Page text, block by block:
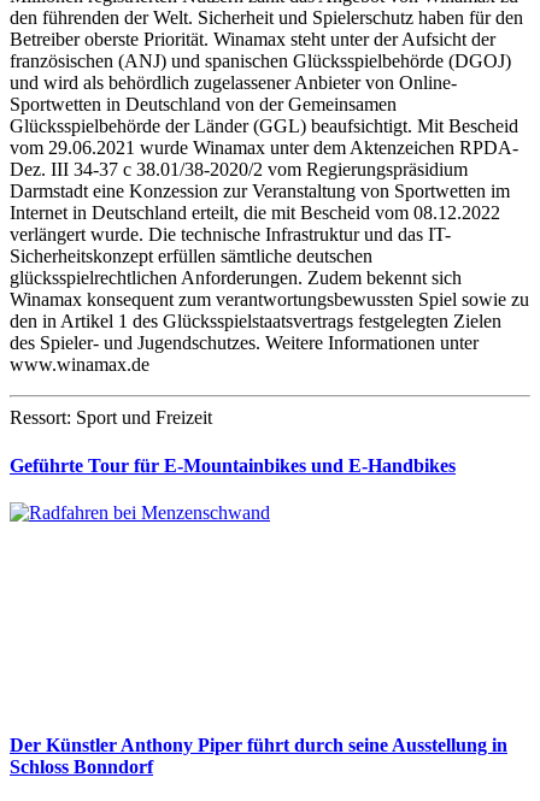
den führenden der Welt. Sicherheit und Spielerschutz haben für den
Betreiber oberste Priorität. Winamax steht unter der Aufsicht der
französischen (ANJ) und spanischen Glücksspielbehörde (DGOJ)
und wird als behördlich zugelassener Anbieter von Online-
Sportwetten in Deutschland von der Gemeinsamen
Glücksspielbehörde der Länder (GGL) beaufsichtigt. Mit Bescheid
vom 29.06.2021 wurde Winamax unter dem Aktenzeichen RPDA-
Dez. III 34-37 c 38.01/38-2020/2 vom Regierungspräsidium
Darmstadt eine Konzession zur Veranstaltung von Sportwetten im
Internet in Deutschland erteilt, die mit Bescheid vom 08.12.2022
verlängert wurde. Die technische Infrastruktur und das IT-
Sicherheitskonzept erfüllen sämtliche deutschen
glücksspielrechtlichen Anforderungen. Zudem bekennt sich
Winamax konsequent zum verantwortungsbewussten Spiel sowie zu
den in Artikel 1 des Glücksspielstaatsvertrags festgelegten Zielen
des Spieler- und Jugendschutzes. Weitere Informationen unter
www.winamax.de
Ressort: Sport und Freizeit
Geführte Tour für E-Mountainbikes und E-Handbikes
Der Künstler Anthony Piper führt durch seine Ausstellung in
Schloss Bonndorf